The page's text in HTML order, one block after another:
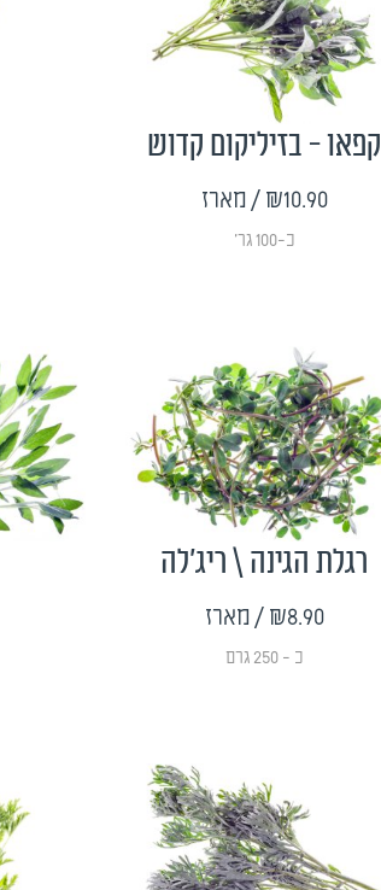
קפאו - בזיליקום קדוש
₪10.90 / מארז
כ-100 גר'
רגלת הגינה \ ריג'לה
₪8.90 / מארז
כ - 250 גרם